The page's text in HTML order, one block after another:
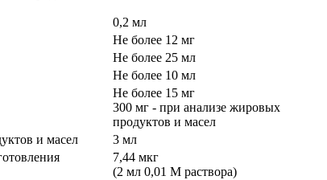
0,2 мл
Не более 12 мг
Не более 25 мл
Не более 10 мл
Не более 15 мг
300 мг - при анализе жировых
продуктов и масел
и масел
3 мл
7,44 мкг
(2 мл 0,01 М раствора)